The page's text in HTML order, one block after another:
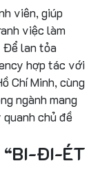
viên, giúp
việc làm
Để lan tỏa
hợp tác với
Chí Minh, cùng
ngành mang
chủ đề
“BI-ĐI-ÉT